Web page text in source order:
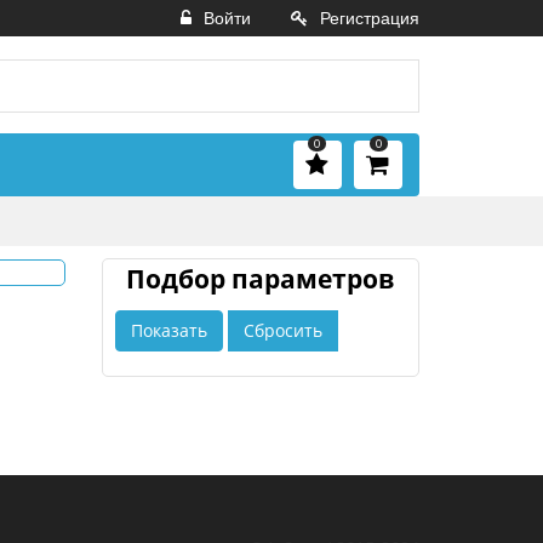
Войти Регистрация
0
0
Подбор параметров